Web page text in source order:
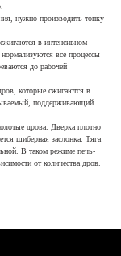
нужно производить топку
в интенсивном
все процессы
до рабочей
которые сжигаются в
поддерживающий
дрова. Дверка плотно
шиберная заслонка. Тяга
В таком режиме печь-
от количества дров.